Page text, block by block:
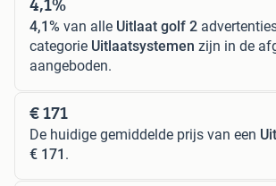
4,1% van alle Uitlaat golf 2
categorie Uitlaatsystemen zijn in de
aangeboden.
€ 171
De huidige gemiddelde prijs van een
€ 171 .